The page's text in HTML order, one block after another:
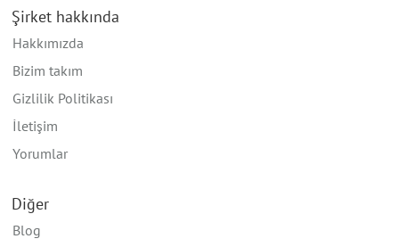
Şirket hakkında
Hakkımızda
Bizim takım
Gizlilik Politikası
İletişim
Yorumlar
Diğer
Blog